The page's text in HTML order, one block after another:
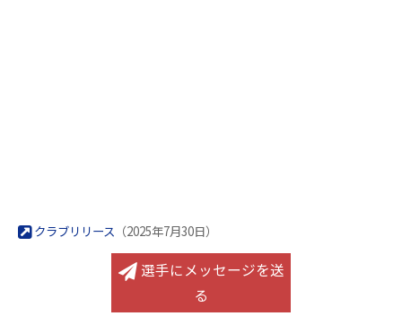
クラブリリース （2025年7月30日）
選手にメッセージを送
る